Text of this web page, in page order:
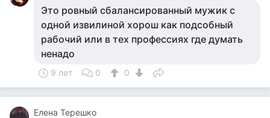
Это ровный сбалансированный мужик с
одной извилиной хорош как подсобный
рабочий или в тех профессиях где думать
ненадо
9 лет 0 0
Елена Терешко